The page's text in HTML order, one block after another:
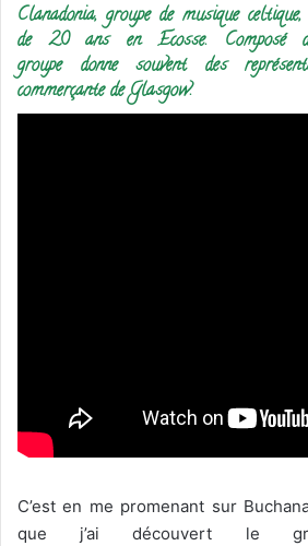
Clanadonia, groupe de musique
de 20 ans en Ecosse. Composé
groupe donne souvent des
commerçante de Glasgow.
C’est en me promenant sur
que j’ai découvert le